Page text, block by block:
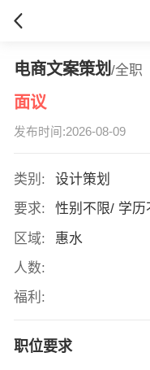
电商文案策划 /全职
面议
发布时间:2026-08-09
类别:
设计策划
要求:
性别不限/ 学
区域:
惠水
人数:
福利:
职位要求